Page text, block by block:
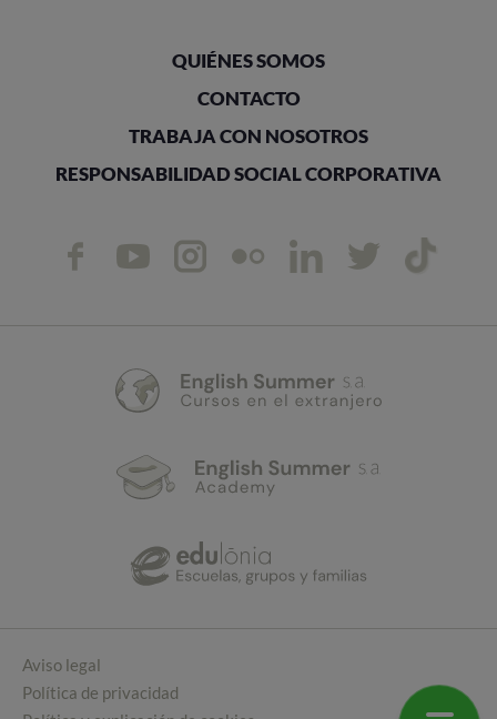
QUIÉNES SOMOS
CONTACTO
TRABAJA CON NOSOTROS
RESPONSABILIDAD SOCIAL CORPORATIVA
Aviso legal
Política de privacidad